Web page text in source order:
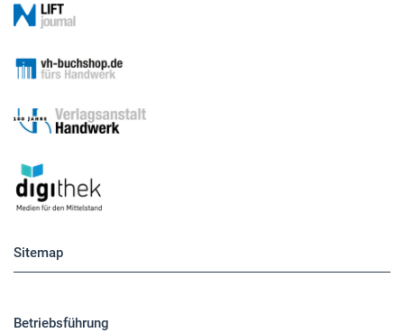
Sitemap
Betriebsführung